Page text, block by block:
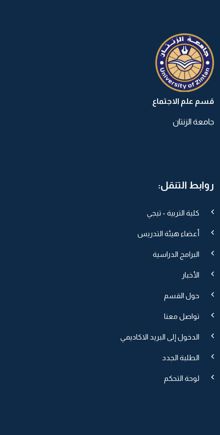
قسم علم الاجتماع
جامعة الزنتان
روابط التنقل:
كلية التربية - تيجي
أعضاء هيئة التدريس
البرامج الدراسية
الأخبار
حول القسم
تواصل معنا
الدخول إلى البريد الاكاديمي
الطلبة الجدد
لوحة التحكم